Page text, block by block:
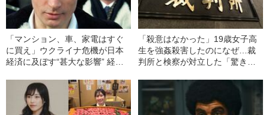
「マンション、車、家電はすぐ
に買え」ウクライナ危機が日本
経済に及ぼす“甚大な影響” 経済
ガソリンが220円」
「殺意はなかった」19歳女子高
生を強姦殺害したのになぜ…裁
判所と検察が対立した「驚きの